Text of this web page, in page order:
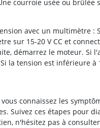
courroie usée ou
avec un multimètre :
sur 15-20 V CC et
démarrez le moteur. Si
Si la tension est inférieure
connaissez les
Suivez ces étapes pour
n'hésitez pas à